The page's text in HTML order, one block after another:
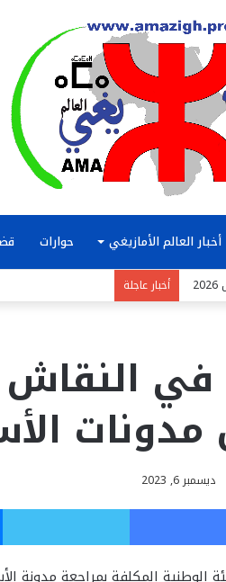
أخبار العالم الأمازيغي حوارات
أخبار عاجلة
في
ديسمبر 6, 2023
فيسبوك
الوطنية المكلفة بمراجعة مدونة